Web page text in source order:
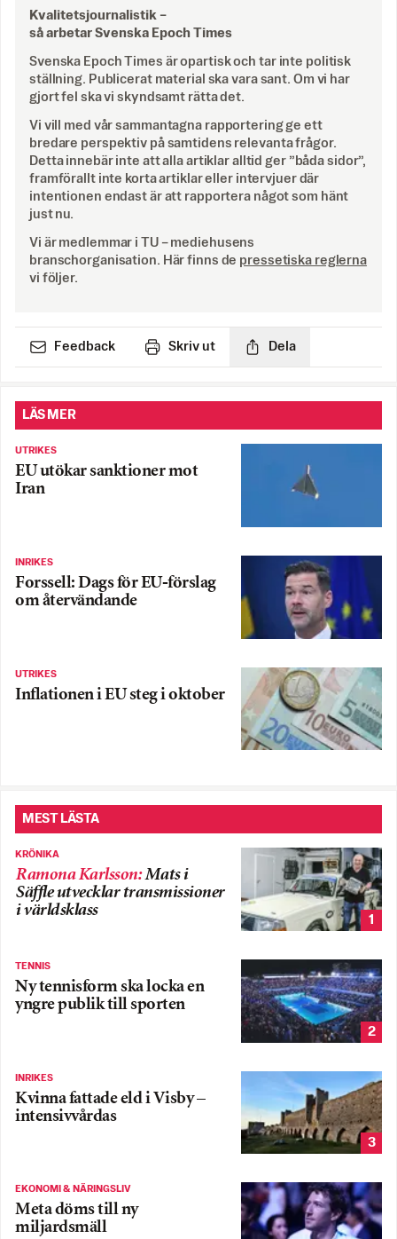
Kvalitetsjournalistik –
så arbetar Svenska Epoch Times
Svenska Epoch Times är opartisk och tar inte politisk
ställning. Publicerat material ska vara sant. Om vi har
gjort fel ska vi skyndsamt rätta det.
Vi vill med vår sammantagna rapportering ge ett
bredare perspektiv på samtidens relevanta frågor.
Detta innebär inte att alla artiklar alltid ger ”båda sidor”,
framförallt inte korta artiklar eller intervjuer där
intentionen endast är att rapportera något som hänt
just nu.
Vi är medlemmar i TU – mediehusens
branschorganisation. Här finns de pressetiska reglerna
vi följer.
Feedback Skriv ut Dela
LÄS MER
UTRIKES
EU utökar sanktioner mot
Iran
INRIKES
Forssell: Dags för EU-förslag
om återvändande
UTRIKES
Inflationen i EU steg i oktober
MEST LÄSTA
KRÖNIKA
Ramona Karlsson:Mats i
Säffle utvecklar transmissioner
i världsklass
1
TENNIS
Ny tennisform ska locka en
yngre publik till sporten
2
INRIKES
Kvinna fattade eld i Visby –
intensivvårdas
3
EKONOMI & NÄRINGSLIV
Meta döms till ny
miljardsmäll